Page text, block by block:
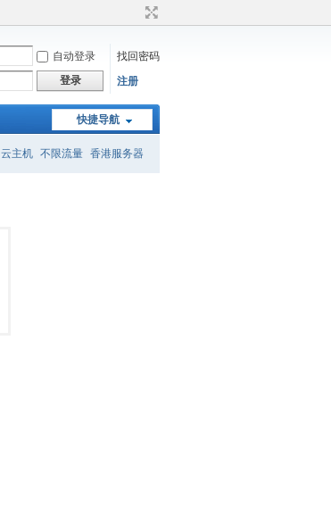
自动登录
找回密码
登录 注册
快捷导航
云主机 不限流量 香港服务器